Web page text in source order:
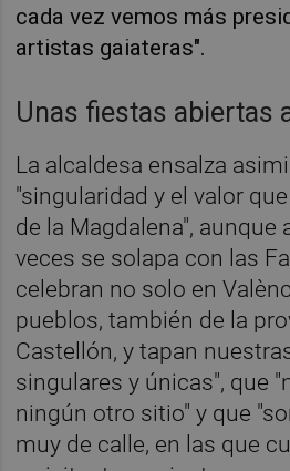
cada vez vemos más
artistas gaiateras".
Unas fiestas abiertas
La alcaldesa ensalza
"singularidad y el valor
de la Magdalena", aunque
veces se solapa con las
celebran no solo en
pueblos, también de la
Castellón, y tapan
singulares y únicas", que
ningún otro sitio" y que
muy de calle, en las que